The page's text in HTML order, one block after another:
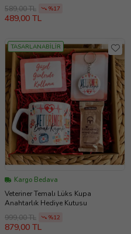
589,00 TL
%17
489,00 TL
TASARLANABİLİR
Kargo Bedava
Veteriner Temalı Lüks Kupa
Anahtarlık Hediye Kutusu
999,00 TL
%12
879,00 TL